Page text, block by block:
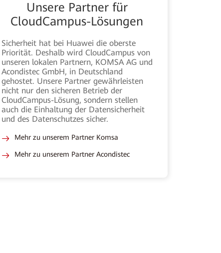
Unsere Partner für
CloudCampus-Lösungen
Sicherheit hat bei Huawei die oberste
Priorität. Deshalb wird CloudCampus von
unseren lokalen Partnern, KOMSA AG und
Acondistec GmbH, in Deutschland
gehostet. Unsere Partner gewährleisten
nicht nur den sicheren Betrieb der
CloudCampus-Lösung, sondern stellen
auch die Einhaltung der Datensicherheit
und des Datenschutzes sicher.
Mehr zu unserem Partner Komsa
Mehr zu unserem Partner Acondistec